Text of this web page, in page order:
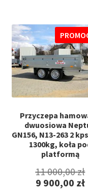
Przyczepa
dwuosiowa
GN156, N13-263 2
1300kg, koła
platformą
11 000,00zł
9 900,00 zł